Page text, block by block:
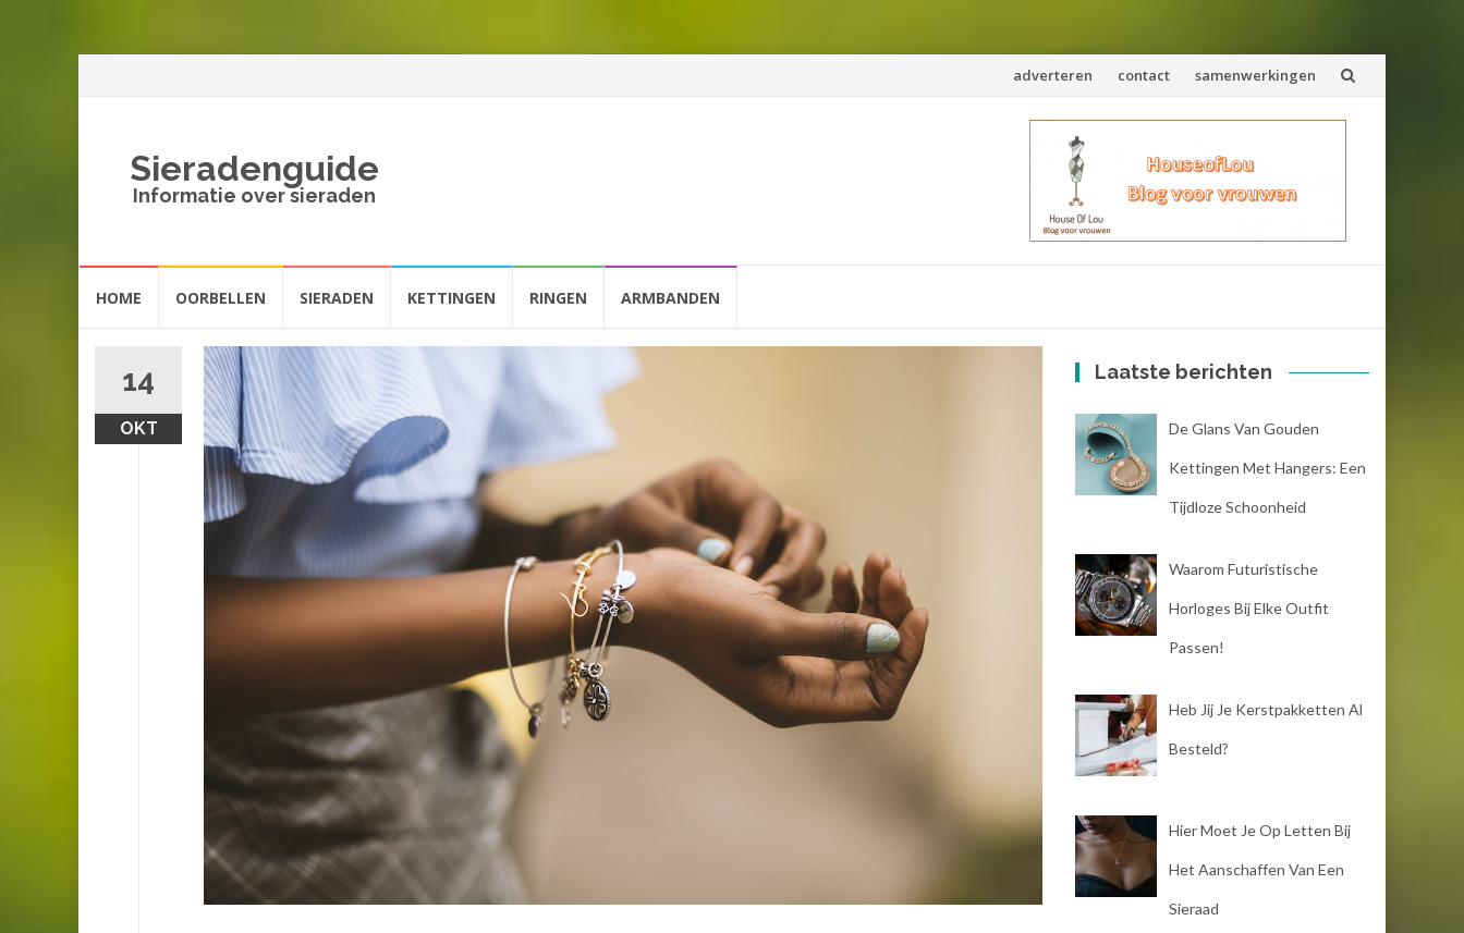
Spring
naar
adverteren contact samenwerkingen
Sieradenguide
Informatie over sieraden
naarHOME OORBELLEN SIERADEN KETTINGEN RINGEN ARMBANDEN
14
OKT
Laatste berichten
De Glans Van Gouden
Kettingen Met Hangers: Een
Tijdloze Schoonheid
Waarom Futuristische
Horloges Bij Elke Outfit
Passen!
Heb Jij Je Kerstpakketten Al
Besteld?
Hier Moet Je Op Letten Bij
Het Aanschaffen Van Een
Sieraad